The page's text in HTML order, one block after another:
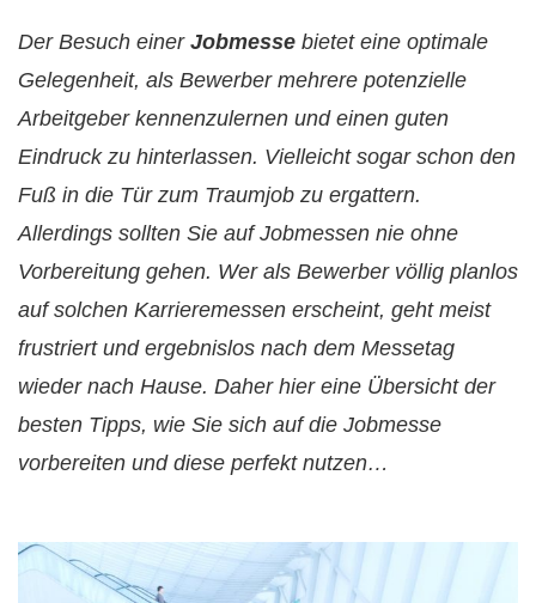
Der Besuch einer Jobmesse bietet eine optimale
Gelegenheit, als Bewerber mehrere potenzielle
Arbeitgeber kennenzulernen und einen guten
Eindruck zu hinterlassen. Vielleicht sogar schon den
Fuß in die Tür zum Traumjob zu ergattern.
Allerdings sollten Sie auf Jobmessen nie ohne
Vorbereitung gehen. Wer als Bewerber völlig planlos
auf solchen Karrieremessen erscheint, geht meist
frustriert und ergebnislos nach dem Messetag
wieder nach Hause. Daher hier eine Übersicht der
besten Tipps, wie Sie sich auf die Jobmesse
vorbereiten und diese perfekt nutzen…